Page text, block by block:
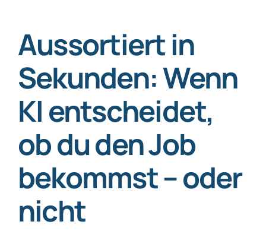
Jetzt absichern
Aussortiert in
Sekunden: Wenn
KI entscheidet,
ob du den Job
bekommst – oder
nicht